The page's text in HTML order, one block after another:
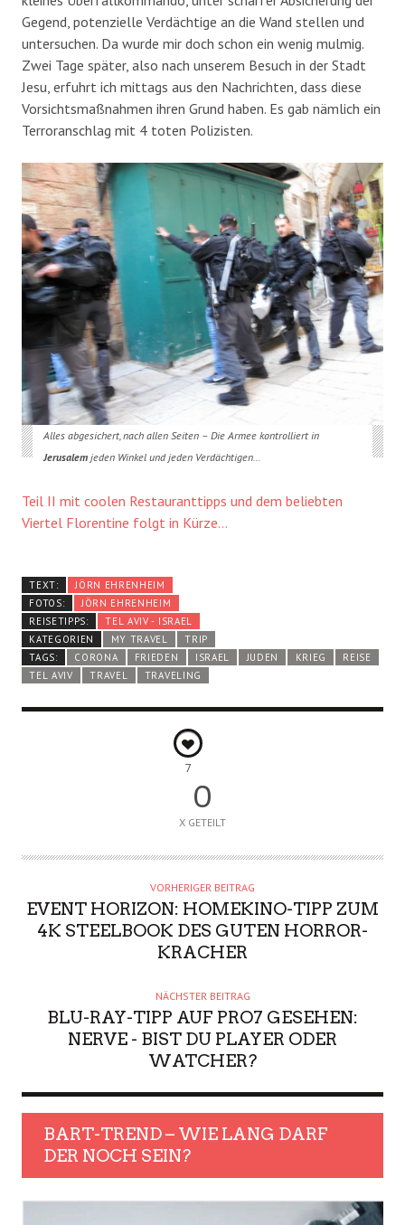
Gegend, potenzielle Verdächtige an die Wand stellen und
untersuchen. Da wurde mir doch schon ein wenig mulmig.
Zwei Tage später, also nach unserem Besuch in der Stadt
Jesu, erfuhrt ich mittags aus den Nachrichten, dass diese
Vorsichtsmaßnahmen ihren Grund haben. Es gab nämlich ein
Terroranschlag mit 4 toten Polizisten.
Alles abgesichert, nach allen Seiten – Die Armee kontrolliert in
Jerusalemjeden Winkel und jeden Verdächtigen…
Teil II mit coolen Restauranttipps und dem beliebten
Viertel Florentine folgt in Kürze…
TEXT:
JÖRN EHRENHEIM
FOTOS:
JÖRN EHRENHEIM
REISETIPPS:
TEL AVIV - ISRAEL
KATEGORIEN
MY TRAVEL
TRIP
TAGS:
CORONA FRIEDEN ISRAEL JUDEN KRIEG
REISE
TEL AVIV
TRAVEL TRAVELING
7
0
X GETEILT
VORHERIGER BEITRAG
EVENT HORIZON: HOMEKINO-TIPP ZUM
4K STEELBOOK DES GUTEN HORROR-
KRACHER
NÄCHSTER BEITRAG
BLU-RAY-TIPP AUF PRO7 GESEHEN:
NERVE - BIST DU PLAYER ODER
WATCHER?
BART-TREND – WIE LANG DARF
DER NOCH SEIN?